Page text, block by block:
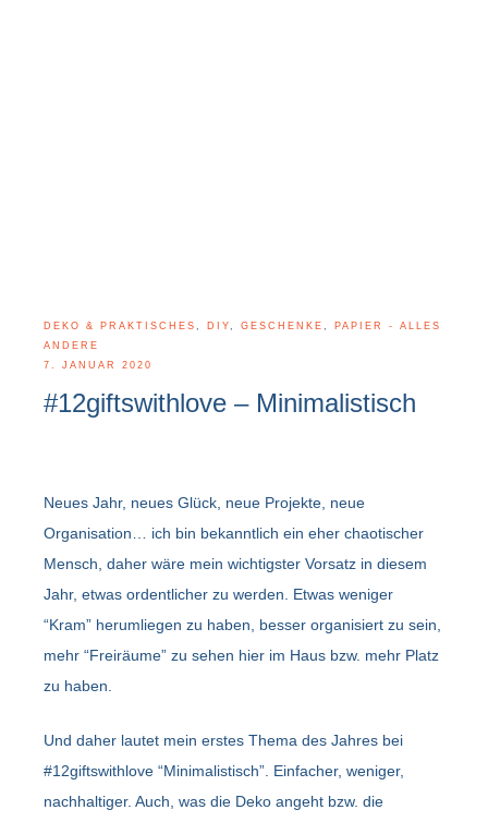
DEKO & PRAKTISCHES , DIY, GESCHENKE , PAPIER - ALLES
ANDERE
7. JANUAR 2020
#12giftswithlove – Minimalistisch
Neues Jahr, neues Glück, neue Projekte, neue
Organisation… ich bin bekanntlich ein eher chaotischer
Mensch, daher wäre mein wichtigster Vorsatz in diesem
Jahr, etwas ordentlicher zu werden. Etwas weniger
“Kram” herumliegen zu haben, besser organisiert zu sein,
mehr “Freiräume” zu sehen hier im Haus bzw. mehr Platz
zu haben.
Und daher lautet mein erstes Thema des Jahres bei
#12giftswithlove “Minimalistisch”. Einfacher, weniger,
nachhaltiger. Auch, was die Deko angeht bzw. die